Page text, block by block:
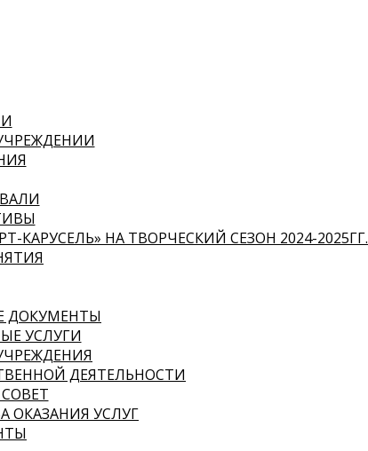
НА ТВОРЧЕСКИЙ СЕЗОН 2024-2025ГГ.
ДОКУМЕНТЫ
УСЛУГИ
ДЕЯТЕЛЬНОСТИ
ОКАЗАНИЯ УСЛУГ